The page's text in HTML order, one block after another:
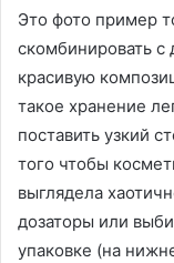
Это фото пример
скомбинировать с
красивую
такое хранение
поставить узкий
того чтобы
выглядела
дозаторы или
упаковке (на